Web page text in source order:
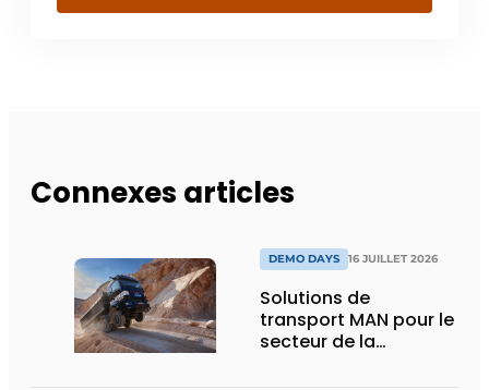
Connexes articles
DEMO DAYS 16 JUILLET 2026
Solutions de
transport MAN pour le
secteur de la